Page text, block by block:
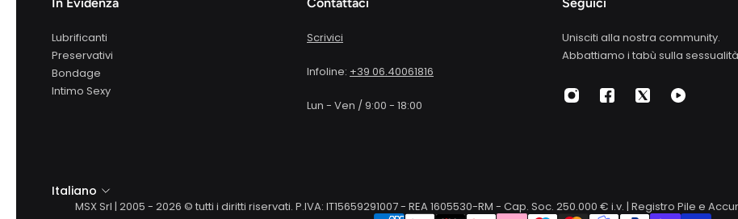
In Evidenza
Lubrificanti
Preservativi
Bondage
Intimo Sexy
Contattaci
Scrivici
Infoline: +39 06.40061816
Lun - Ven / 9:00 - 18:00
Seguici
Unisciti alla nostra community.
Abbattiamo i tabù sulla
Italiano
MSX Srl | 2005 - 2026 © tutti i diritti riservati. P.IVA: IT15659291007 - REA 1605530-RM - Cap. Soc. 250.000 € i.v. | Registro Pile e